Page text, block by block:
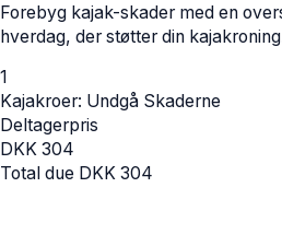
Forebyg kajak-skader med en
hverdag, der støtter din
1
Kajakroer: Undgå Skaderne
Deltagerpris
DKK 304
Total due DKK 304